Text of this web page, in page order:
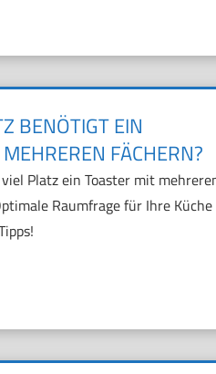
BENÖTIGT EIN
FÄCHERN?
Platz ein Toaster mit
Raumfrage für Ihre Küche